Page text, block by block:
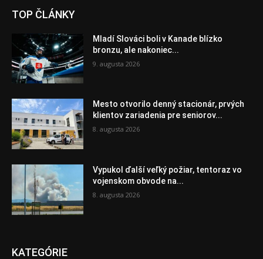
TOP ČLÁNKY
Mladí Slováci boli v Kanade blízko
bronzu, ale nakoniec...
9. augusta 2026
Mesto otvorilo denný stacionár, prvých
klientov zariadenia pre seniorov...
8. augusta 2026
Vypukol ďalší veľký požiar, tentoraz vo
vojenskom obvode na...
8. augusta 2026
KATEGÓRIE